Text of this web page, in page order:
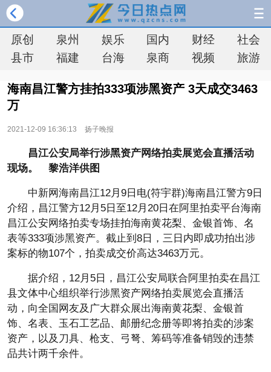
原创 泉州 娱乐 国内 财经
社会
县市
福建 台海 泉商 视频 旅游
海南昌江警方挂拍333项涉黑资产 3天成交3463
万
2021-12-09 16:36:13 扬子晚报
昌江公安局举行涉黑资产网络拍卖展览会直播活动
现场。 黎浩洋供图
中新网海南昌江12月9日电(符宇群)海南昌江警方9日
介绍，昌江警方12月5日至12月20日在阿里拍卖平台海南
昌江公安网络拍卖专场挂拍海南黄花梨、金银首饰、名
表等333项涉黑资产。截止到8日，三日内即成功拍出涉
案标的物107个，拍卖成交价高达3463万元。
据介绍，12月5日，昌江公安局联合阿里拍卖在昌江
县文体中心组织举行涉黑资产网络拍卖展览会直播活
动，向全国网友及广大群众展出海南黄花梨、金银首
饰、名表、玉石工艺品、邮册纪念册等即将拍卖的涉案
资产，以及刀具、枪支、弓弩、筹码等准备销毁的违禁
品共计两千余件。